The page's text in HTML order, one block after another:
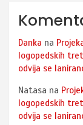
Danka na
logopedskih
odvija se
Natasa na
logopedskih
odvija se